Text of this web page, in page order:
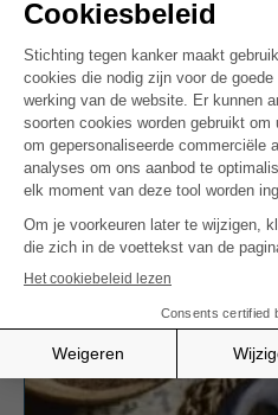
Dit is een recept uit het
Godefroidt, ontwikkeld in
opleiding bachelor in de
Katholieke Hogeschool
tegen Kanker.
Probeer ook dit
MEER INSPIRATIE